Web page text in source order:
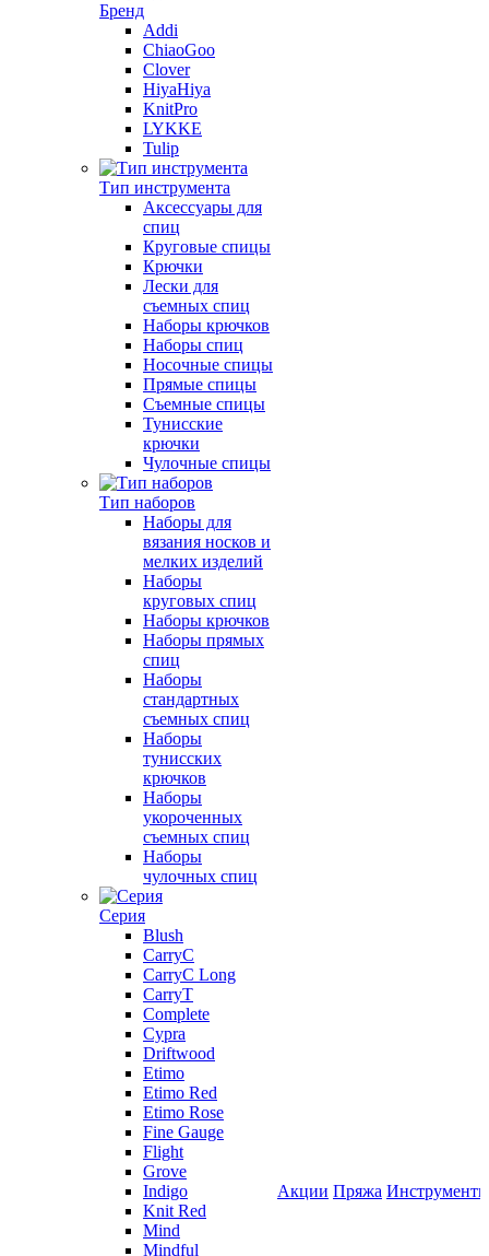
Бренд
Addi
ChiaoGoo
Clover
HiyaHiya
KnitPro
LYKKE
Tulip
Тип инструмента
Аксессуары для
спиц
Круговые спицы
Крючки
Лески для
съемных спиц
Наборы крючков
Наборы спиц
Носочные спицы
Прямые спицы
Съемные спицы
Тунисские
крючки
Чулочные спицы
Тип наборов
Наборы для
вязания носков и
мелких изделий
Наборы
круговых спиц
Наборы крючков
Наборы прямых
спиц
Наборы
стандартных
съемных спиц
Наборы
тунисских
крючков
Наборы
укороченных
съемных спиц
Наборы
чулочных спиц
Серия
Blush
CarryC
CarryC Long
CarryT
Complete
Cypra
Driftwood
Etimo
Etimo Red
Etimo Rose
Fine Gauge
Flight
Grove
Indigo
Knit Red
Mind
Mindful
Акции Пряжа Инструменты